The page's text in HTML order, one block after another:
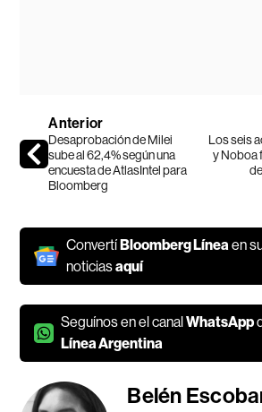
Anterior
Desaprobación de Milei
sube al 62,4% según una
encuesta de AtlasIntel para
Bloomberg
Los seis
y Noboa
ConvertíBloomberg Líneaen
noticiasaquí
Seguínos en el canalWhatsApp
Línea Argentina
Belén